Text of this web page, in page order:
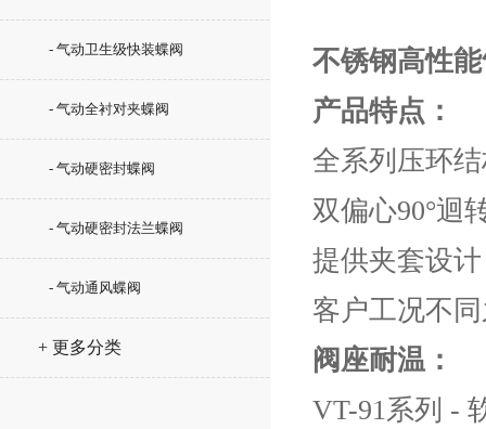
- 气动卫生级快装蝶阀
- 气动全衬对夹蝶阀
- 气动硬密封蝶阀
- 气动硬密封法兰蝶阀
- 气动通风蝶阀
+ 更多分类
不锈钢高性
产品特点：
全系列压环
双偏心90°迴
提供夹套设
客户工况不
阀座耐温：
VT-91系列 -